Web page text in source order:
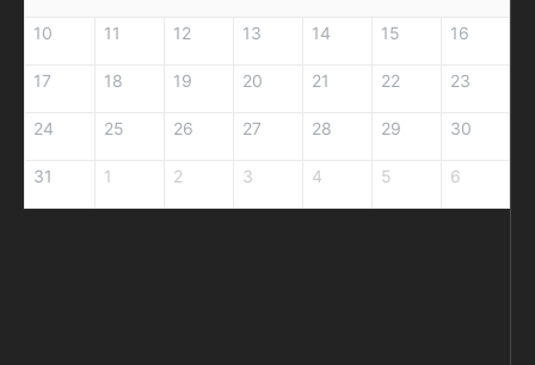
10 11 12 13 14 15 16
17 18 19 20 21 22 23
24 25 26 27 28 29 30
31 1 2 3 4 5 6